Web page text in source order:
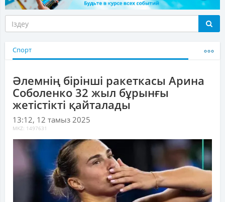
Спорт
Әлемнің бірінші ракеткасы Арина
Соболенко 32 жыл бұрынғы
жетістікті қайталады
13:12, 12 тамыз 2025
MKZ: 1497631